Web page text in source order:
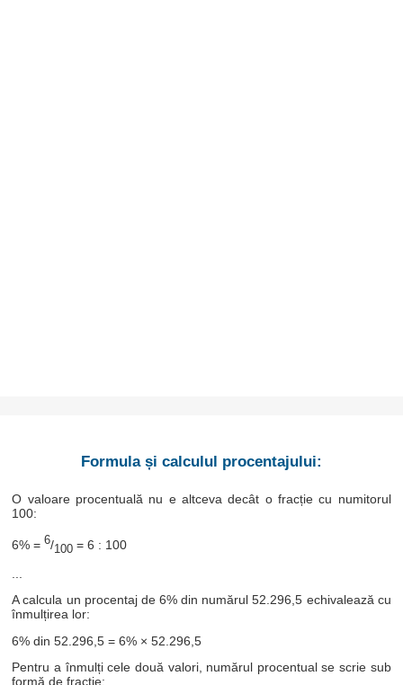
Formula și calculul procentajului:
O valoare procentuală nu e altceva decât o fracție cu numitorul
100:
6% =6/100 = 6 : 100
...
A calcula un procentaj de 6% din numărul 52.296,5 echivalează cu
înmulțirea lor:
6% din 52.296,5 = 6% × 52.296,5
Pentru a înmulți cele două valori, numărul procentual se scrie sub
formă de fracție: